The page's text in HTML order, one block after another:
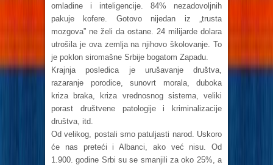
omladine i inteligencije. 84% nezadovoljnih
pakuje kofere. Gotovo nijedan iz „trusta
mozgova” ne želi da ostane. 24 milijarde dolara
utrošila je ova zemlja na njihovo školovanje. To
je poklon siromašne Srbije bogatom Zapadu.
Krajnja posledica je urušavanje društva,
razaranje porodice, sunovrt morala, duboka
kriza braka, kriza vrednosnog sistema, veliki
porast društvene patologije i kriminalizacije
društva, itd.
Od velikog, postali smo patuljasti narod. Uskoro
će nas preteći i Albanci, ako već nisu. Od
1.900. godine Srbi su se smanjili za oko 25%, a